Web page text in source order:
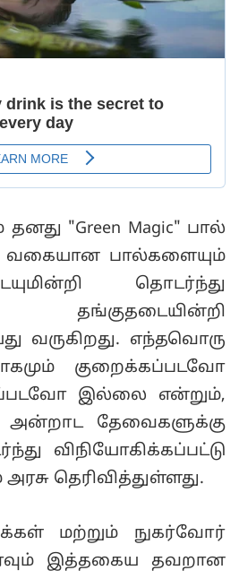
"Green Magic" பால்
வகையான பால்களையும்
தொடர்ந்து
வருகிறது. எந்தவொரு
குறைக்கப்படவோ
இல்லை என்றும்,
அன்றாட தேவைகளுக்கு
விநியோகிக்கப்பட்டு
தெரிவித்துள்ளது.
மற்றும் நுகர்வோர்
இத்தகைய தவறான